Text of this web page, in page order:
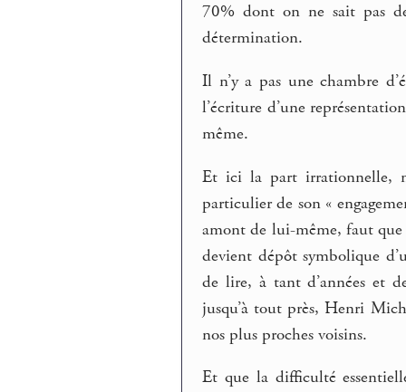
70% dont on ne sait pas
détermination.
Il n’y a pas une chambre
l’écriture d’une
même.
Et ici la part irrationnelle,
particulier de son «
amont de lui-même, faut que
devient dépôt symbolique
de lire, à tant d’années et
jusqu’à tout près, Henri
nos plus proches voisins.
Et que la difficulté